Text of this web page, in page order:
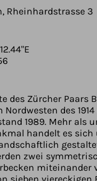
Rheinhardstrasse 3
des Zürcher Paars
des
1989. Mehr als
handelt es sich
zwei
miteinander